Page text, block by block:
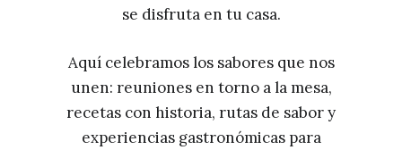
se disfruta en tu casa.
Aquí celebramos los sabores que nos
unen: reuniones en torno a la mesa,
recetas con historia, rutas de sabor y
experiencias gastronómicas para